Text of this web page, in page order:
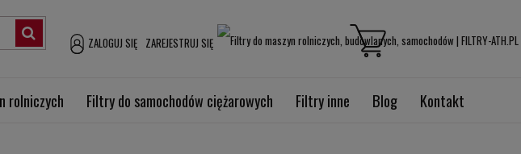
ZAREJESTRUJ SIĘ
ZALOGUJ SIĘ
rolniczych Filtry do samochodów ciężarowych Filtry inne Blog Kontakt